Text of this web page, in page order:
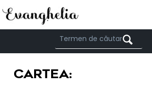
CARTEA: